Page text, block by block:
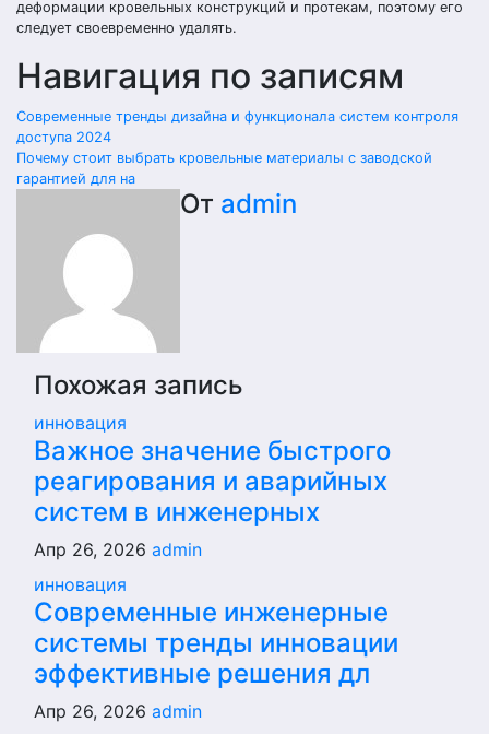
деформации кровельных конструкций и протекам, поэтому его
следует своевременно удалять.
Навигация по записям
Современные тренды дизайна и функционала систем контроля
доступа 2024
Почему стоит выбрать кровельные материалы с заводской
гарантией для на
От admin
Похожая запись
инновация
Важное значение быстрого
реагирования и аварийных
систем в инженерных
Апр 26, 2026 admin
инновация
Современные инженерные
системы тренды инновации
эффективные решения дл
Апр 26, 2026 admin